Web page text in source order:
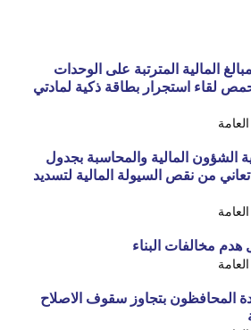
المالية المترتبة على الوحدات
لقاء استجرار بطاقة ذكية لمادتي
الشؤون المالية والمحاسبة بجدول
تعاني من نقص السيولة المالية لتسديد
مخالفات البناء
المحافظون بتجاوز سقوف الاصلاح